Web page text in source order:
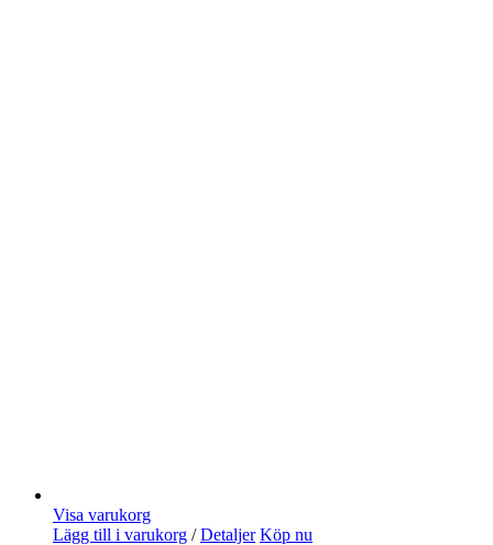
Visa varukorg
Lägg till i varukorg / Detaljer Köp nu